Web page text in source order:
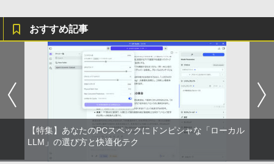
【訳あり特価】【最新Office2024】レッ
ツノート SZ5〜SV8 Panasonic 第6〜8
世代 Core i5 新品SSD 512GB メモリ16
GB Win11 12.1型FHD Webカメラ 無線L
AN 軽量 初期設定済 すぐ使える テレワー
ク FHD 事務 学習 パナソニック 中古 パ
ソコン PC
￥15,980
【楽天1位!1,600円OFFクーポン 8/4 20:
00-8/11 01:59】Xiaomi Monitor A24i 20
26 ディスプレイ 1080P 23.8インチ 144
Hzリフレッシュレート sRGB99% 1670
万色 300nits ΔE＜1 低ブルーライト 大
画面 TÜV認証 目にやさしい 調整可能な
スタンド VESA
￥12,580
4
クス） [ 原 泰久 ]
￥770
[8月下旬より発送予定][新品]ハナバス 苔
石花江のバスケ論 (1-7巻 最新刊) 全巻セ
ット [入荷予約]
￥5,544
【2026年アップグレード版】AOKIMI ワイヤ
レスイヤホン bluetooth イヤホン V12 小型
軽量 ブルートゥースHi-Fi 最大36時間再生 ぶ
るーとゅーす コードレス ENCノイズキャン
セリング 自動ペアリング Type-C充電 マイク
付き 防水 タッチ式音量調整 スポーツ/通勤/通
学/WEB会議(ホワイト)
￥1,964
On My Road (Stadium ver.)
￥250
BUGS LIFE
￥250
by Amazon 炭酸水 ラベルレス 500ml ×24本
強炭酸水 ペットボトル 500ミリリットル (Sm
art Basic)
￥1,625
【Amazon.co.jp限定】 伊藤園 磨かれて、澄
みきった日本の水 2L 8本 ラベルレス [ ケース
] [ 水 ] [ ペットボトル ] [ 箱買い ] [ ストック
HUNTER×HUNTER モノクロ版 39 (ジャンプ
コミックスDIGITAL)
￥572
スーパーの裏でヤニ吸うふたり 9巻 (デジタル
版ビッグガンガンコミックス)
￥810
おすすめ記事
【特集】あなたのPCスペックにドンピシャな「ローカル
LLM」の選び方と快適化テク